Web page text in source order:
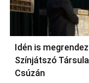
Idén is
Színjátszó
Csúzán